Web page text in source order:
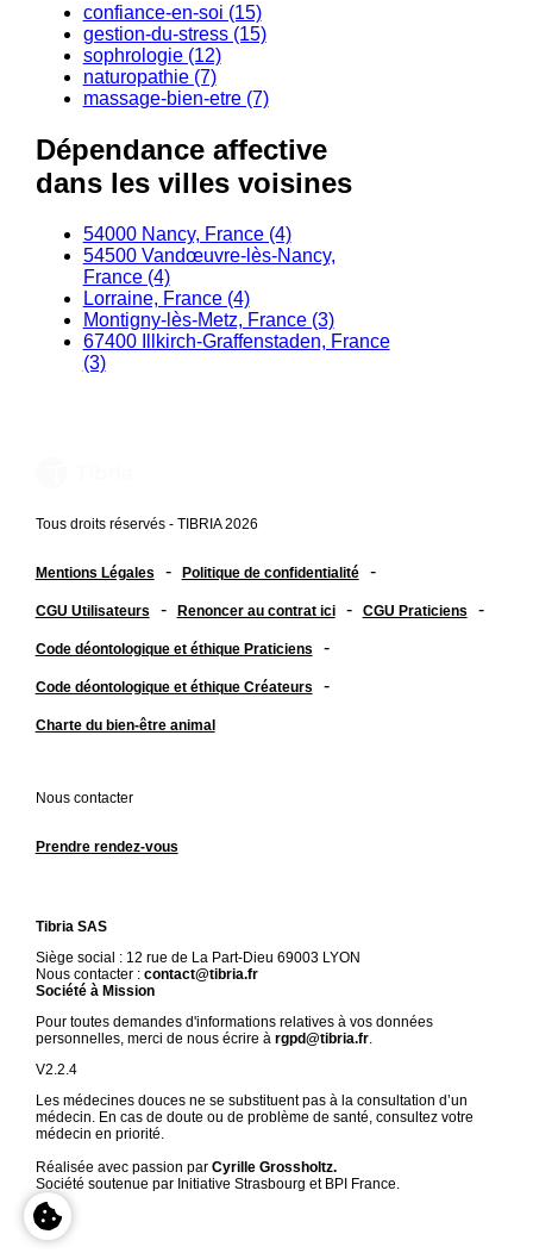
confiance-en-soi (15)
gestion-du-stress (15)
sophrologie (12)
naturopathie (7)
massage-bien-etre (7)
Dépendance affective
dans les villes voisines
54000 Nancy, France (4)
54500 Vandœuvre-lès-Nancy,
France (4)
Lorraine, France (4)
Montigny-lès-Metz, France (3)
67400 Illkirch-Graffenstaden, France
(3)
Tous droits réservés - TIBRIA 2026
Mentions Légales - Politique de confidentialité -
CGU Utilisateurs - Renoncer au contrat ici - CGU Praticiens -
Code déontologique et éthique Praticiens -
Code déontologique et éthique Créateurs -
Charte du bien-être animal
Nous contacter
Prendre rendez-vous
Tibria SAS
Siège social : 12 rue de La Part-Dieu 69003 LYON
Nous contacter : contact@tibria.fr
Société à Mission
Pour toutes demandes d'informations relatives à vos données
personnelles, merci de nous écrire à rgpd@tibria.fr.
V2.2.4
Les médecines douces ne se substituent pas à la consultation d’un
médecin. En cas de doute ou de problème de santé, consultez votre
médecin en priorité.
Réalisée avec passion par Cyrille Grossholtz.
Société soutenue par Initiative Strasbourg et BPI France.